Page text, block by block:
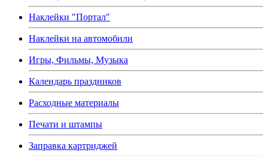
Наклейки "Портал"
Наклейки на автомобили
Игры, Фильмы, Музыка
Календарь праздников
Расходные материалы
Печати и штампы
Заправка картриджей